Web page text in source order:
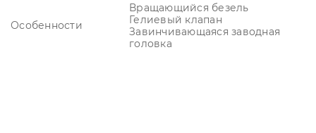
Особенности
Вращающийся безель
Гелиевый клапан
Завинчивающаяся заводная
головка